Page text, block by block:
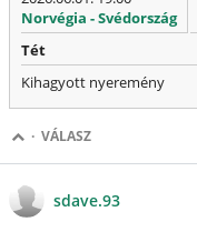
Norvégia - Svédország
Tét
Kihagyott nyeremény
· VÁLASZ
sdave.93